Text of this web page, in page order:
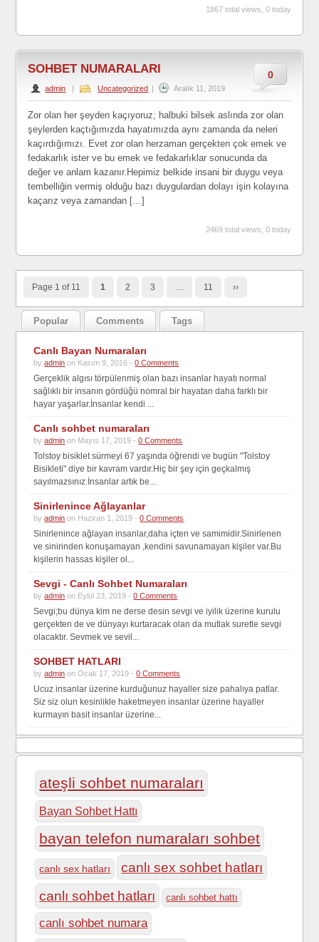
1867 total views, 0 today
0
SOHBET NUMARALARI
admin | Uncategorized | Aralık 11, 2019
Zor olan her şeyden kaçıyoruz; halbuki bilsek aslında zor olan
şeylerden kaçtığımızda hayatımızda aynı zamanda da neleri
kaçırdığımızı. Evet zor olan herzaman gerçekten çok emek ve
fedakarlık ister ve bu emek ve fedakarlıklar sonucunda da
değer ve anlam kazanır.Hepimiz belkide insani bir duygu veya
tembelliğin vermiş olduğu bazı duygulardan dolayı işin kolayına
kaçarız veya zamandan […]
2469 total views, 0 today
Page 1 of 11 1 2 3 … 11 ››
Popular Comments Tags
Canlı Bayan Numaraları
byadmin on Kasım 9, 2016 -0 Comments
Gerçeklik algısı törpülenmiş olan bazı insanlar hayatı normal
sağlıklı bir insanın gördüğü nomral bir hayatan daha farklı bir
hayar yaşarlar.İnsanlar kendi ...
Canlı sohbet numaraları
byadmin on Mayıs 17, 2019 -0 Comments
Tolstoy bisiklet sürmeyi 67 yaşında öğrendi ve bugün "Tolstoy
Bisikleti" diye bir kavram vardır.Hiç bir şey için geçkalmış
sayılmazsınız.İnsanlar artık be...
Sinirlenince Ağlayanlar
byadmin on Haziran 1, 2019 -0 Comments
Sinirlenince ağlayan insanlar,daha içten ve samimidir.Sinirlenen
ve sinirinden konuşamayan ,kendini savunamayan kişiler var.Bu
kişilerin hassas kişiler ol...
Sevgi - Canlı Sohbet Numaraları
byadmin on Eylül 23, 2019 -0 Comments
Sevgi;bu dünya kim ne derse desin sevgi ve iyilik üzerine kurulu
gerçekten de ve dünyayı kurtaracak olan da mutlak suretle sevgi
olacaktır. Sevmek ve sevil...
SOHBET HATLARI
byadmin on Ocak 17, 2019 -0 Comments
Ucuz insanlar üzerine kurduğunuz hayaller size pahalıya patlar.
Siz siz olun kesinlikle haketmeyen insanlar üzerine hayaller
kurmayın basit insanlar üzerine...
ateşli sohbet numaraları
Bayan Sohbet Hattı
bayan telefon numaraları sohbet
canlı sex hatları
canlı sex sohbet hatları
canlı sohbet hatları
canlı sohbet hattı
canlı sohbet numara